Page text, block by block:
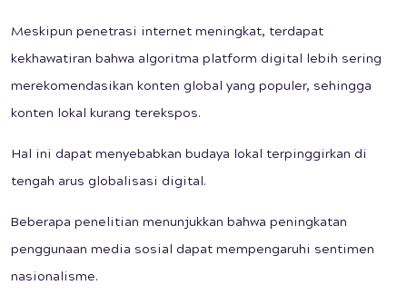
Meskipun penetrasi internet meningkat, terdapat
kekhawatiran bahwa algoritma platform digital lebih sering
merekomendasikan konten global yang populer, sehingga
konten lokal kurang terekspos.
Hal ini dapat menyebabkan budaya lokal terpinggirkan di
tengah arus globalisasi digital.
Beberapa penelitian menunjukkan bahwa peningkatan
penggunaan media sosial dapat mempengaruhi sentimen
nasionalisme.